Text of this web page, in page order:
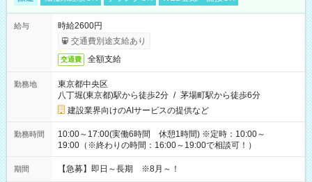
給与
時給2600円
交通費別途支給あり
交通費 全額支給
勤務地
東京都中央区
八丁堀(東京都)駅から徒歩2分 / 茅場町駅から徒歩6分
建設業界向けのAIサービスの提供など
勤務時間
10:00～17:00(実働6時間 休憩1時間) ※定時：10:00～
19:00（※終わりの時間：16:00～19:00で相談可！）
期間 【急募】即日～長期 ※8月～！